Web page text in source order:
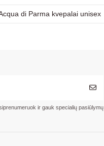
di Parma kvepalai unisex
ir gauk specialių pasiūlymų